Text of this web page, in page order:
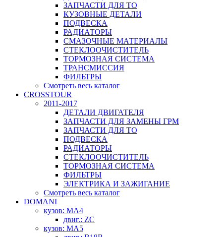
ЗАПЧАСТИ ДЛЯ ТО
КУЗОВНЫЕ ДЕТАЛИ
ПОДВЕСКА
РАДИАТОРЫ
СМАЗОЧНЫЕ МАТЕРИАЛЫ
СТЕКЛООЧИСТИТЕЛЬ
ТОРМОЗНАЯ СИСТЕМА
ТРАНСМИССИЯ
ФИЛЬТРЫ
Смотреть весь каталог
CROSSTOUR
2011-2017
ДЕТАЛИ ДВИГАТЕЛЯ
ЗАПЧАСТИ ДЛЯ ЗАМЕНЫ ГРМ
ЗАПЧАСТИ ДЛЯ ТО
ПОДВЕСКА
РАДИАТОРЫ
СТЕКЛООЧИСТИТЕЛЬ
ТОРМОЗНАЯ СИСТЕМА
ФИЛЬТРЫ
ЭЛЕКТРИКА И ЗАЖИГАНИЕ
Смотреть весь каталог
DOMANI
кузов: MA4
двиг.: ZC
кузов: MA5